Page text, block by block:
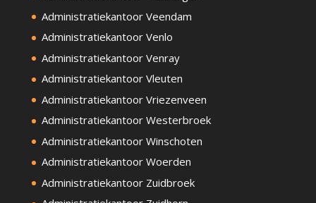
Administratiekantoor Veendam
Administratiekantoor Venlo
Administratiekantoor Venray
Administratiekantoor Vleuten
Administratiekantoor Vriezenveen
Administratiekantoor Westerbroek
Administratiekantoor Winschoten
Administratiekantoor Woerden
Administratiekantoor Zuidbroek